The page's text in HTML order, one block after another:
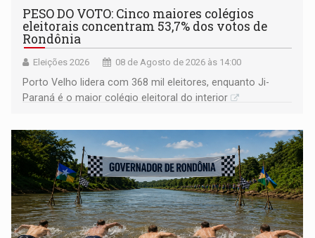
PESO DO VOTO: Cinco maiores colégios
eleitorais concentram 53,7% dos votos de
Rondônia
Eleições 2026 08 de Agosto de 2026 às 14:00
Porto Velho lidera com 368 mil eleitores, enquanto Ji-
Paraná é o maior colégio eleitoral do interior